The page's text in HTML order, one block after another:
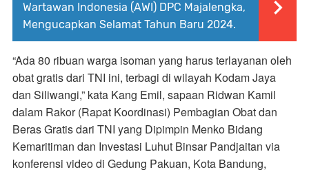
Wartawan Indonesia (AWI) DPC Majalengka,
Mengucapkan Selamat Tahun Baru 2024.
“Ada 80 ribuan warga isoman yang harus terlayanan oleh
obat gratis dari TNI ini, terbagi di wilayah Kodam Jaya
dan Siliwangi,” kata Kang Emil, sapaan Ridwan Kamil
dalam Rakor (Rapat Koordinasi) Pembagian Obat dan
Beras Gratis dari TNI yang Dipimpin Menko Bidang
Kemaritiman dan Investasi Luhut Binsar Pandjaitan via
konferensi video di Gedung Pakuan, Kota Bandung,